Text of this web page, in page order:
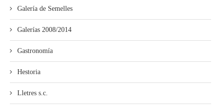
Galería de Semelles
Galerías 2008/2014
Gastronomía
Hestoria
Lletres s.c.